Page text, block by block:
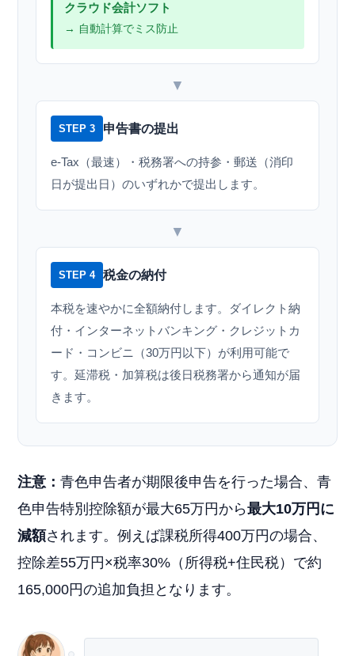
クラウド会計ソフト
→ 自動計算でミス防止
▼
STEP 3 申告書の提出
e-Tax（最速）・税務署への持参・郵送（消印
日が提出日）のいずれかで提出します。
▼
STEP 4 税金の納付
本税を速やかに全額納付します。ダイレクト納
付・インターネットバンキング・クレジットカ
ード・コンビニ（30万円以下）が利用可能で
す。延滞税・加算税は後日税務署から通知が届
きます。
注意：青色申告者が期限後申告を行った場合、青
色申告特別控除額が最大65万円から最大10万円に
減額されます。例えば課税所得400万円の場合、
控除差55万円×税率30%（所得税+住民税）で約
165,000円の追加負担となります。